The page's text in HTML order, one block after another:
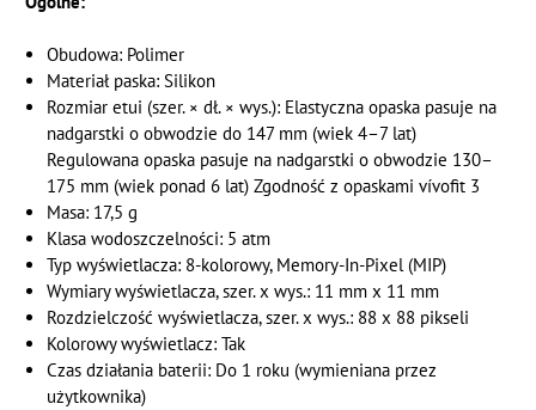
Obudowa: Polimer
Materiał paska: Silikon
Rozmiar etui (szer. × dł. × wys.): Elastyczna opaska pasuje na
nadgarstki o obwodzie do 147 mm (wiek 4–7 lat)
Regulowana opaska pasuje na nadgarstki o obwodzie 130–
175 mm (wiek ponad 6 lat) Zgodność z opaskami vívofit 3
Masa: 17,5 g
Klasa wodoszczelności: 5 atm
Typ wyświetlacza: 8-kolorowy, Memory-In-Pixel (MIP)
Wymiary wyświetlacza, szer. x wys.: 11 mm x 11 mm
Rozdzielczość wyświetlacza, szer. x wys.: 88 x 88 pikseli
Kolorowy wyświetlacz: Tak
Czas działania baterii: Do 1 roku (wymieniana przez
użytkownika)